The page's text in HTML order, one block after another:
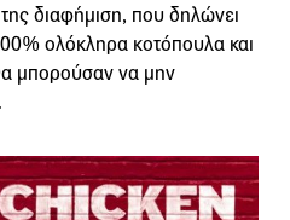
διαφήμιση, που δηλώνει
ολόκληρα κοτόπουλα και
μπορούσαν να μην